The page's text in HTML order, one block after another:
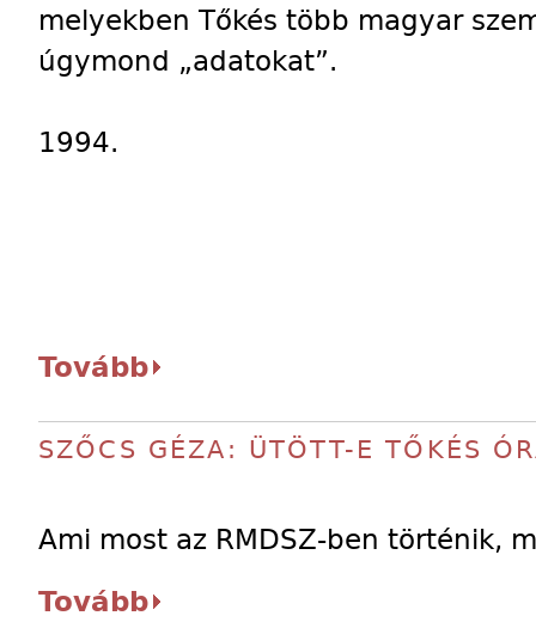
melyekben Tőkés több magyar
úgymond „adatokat”.
1994.
Tovább
SZŐCS GÉZA: ÜTÖTT-E TŐKÉS
Ami most az RMDSZ-ben történik,
Tovább